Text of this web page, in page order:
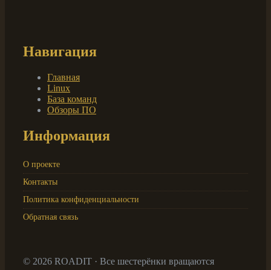
Навигация
Главная
Linux
База команд
Обзоры ПО
Информация
О проекте
Контакты
Политика конфиденциальности
Обратная связь
© 2026 ROADIT · Все шестерёнки вращаются